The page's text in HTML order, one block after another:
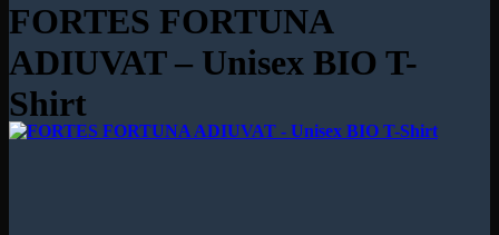
FORTES FORTUNA
ADIUVAT – Unisex BIO T-
Shirt